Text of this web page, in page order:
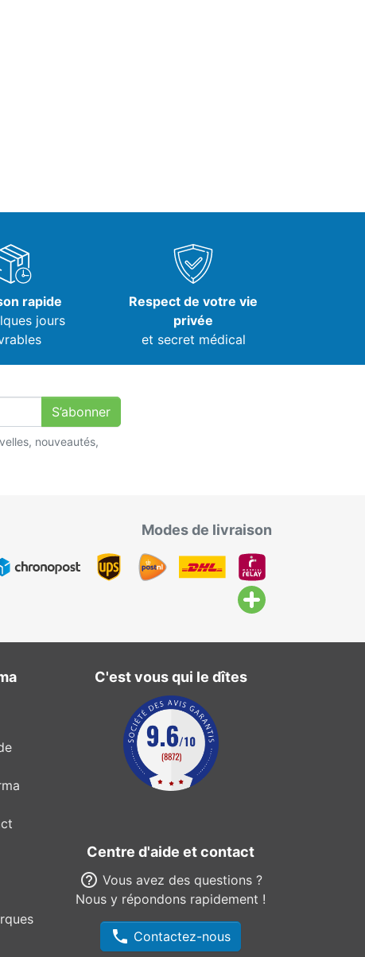
rapide
jours
Respect de votre vie
privée
et secret médical
S’abonner
nouveautés,
Modes de livraison
C'est vous qui le dîtes
Centre d'aide et contact
help_outline Vous avez des questions ?
Nous y répondons rapidement !
phone Contactez-nous